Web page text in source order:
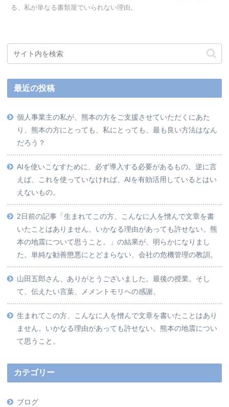
る、私が単なる書類屋でいられない理由。
最近の投稿
個人事業主の私が、熊本の方をご支援させていただくにあた
り、熊本の方にとっても、私にとっても、最も良い方法はなん
だろう？
AIを使いこなすために、必ず導入する必要があるもの。逆に言
えば、これを使っていなければ、AIを有効活用しているとはい
えないもの。
2日前の記事「生まれてこの方、こんなに人を憎んで文章を書
いたことはありません。いかなる理由があっても許せない。熊
本の地震について思うこと。」の結果が、明らかになりまし
た。単純な勧善懲悪にとどまらない、会社の危機管理の教訓。
山田五郎さん、ありがとうございました。最後の授業。そし
て、伝えたい言葉、メメントモリへの感謝。
生まれてこの方、こんなに人を憎んで文章を書いたことはあり
ません。いかなる理由があっても許せない。熊本の地震につい
て思うこと。
カテゴリー
ブログ